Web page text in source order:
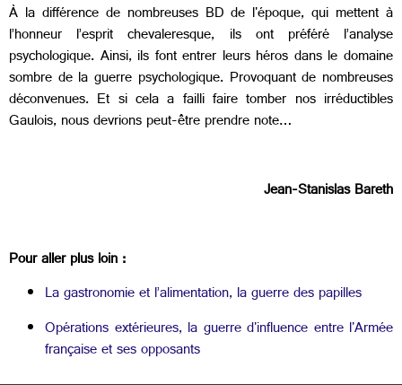
À la différence de nombreuses BD de l'époque, qui mettent à
l’honneur l’esprit chevaleresque, ils ont préféré l’analyse
psychologique. Ainsi, ils font entrer leurs héros dans le domaine
sombre de la guerre psychologique. Provoquant de nombreuses
déconvenues. Et si cela a failli faire tomber nos irréductibles
Gaulois, nous devrions peut-être prendre note…
Jean-Stanislas Bareth
Pour aller plus loin :
La gastronomie et l’alimentation, la guerre des papilles
Opérations extérieures, la guerre d'influence entre l'Armée
française et ses opposants